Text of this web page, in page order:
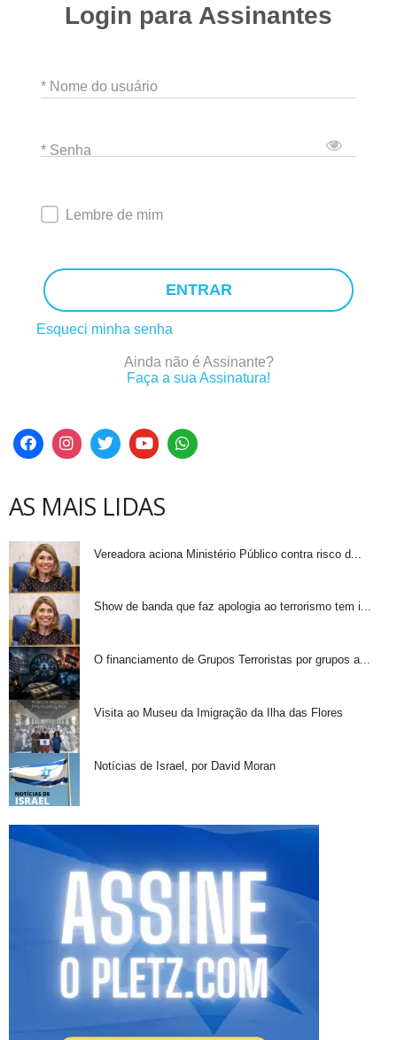
Login para Assinantes
* Nome do usuário
* Senha
Lembre de mim
ENTRAR
Esqueci minha senha
Ainda não é Assinante?
Faça a sua Assinatura!
AS MAIS LIDAS
Vereadora aciona Ministério Público contra risco d...
Show de banda que faz apologia ao terrorismo tem i...
O financiamento de Grupos Terroristas por grupos a...
Visita ao Museu da Imigração da Ilha das Flores
Notícias de Israel, por David Moran